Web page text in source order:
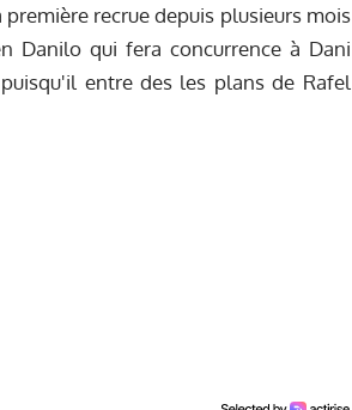
recrue depuis plusieurs mois
Danilo qui fera concurrence à Dani
entre des les plans de Rafel